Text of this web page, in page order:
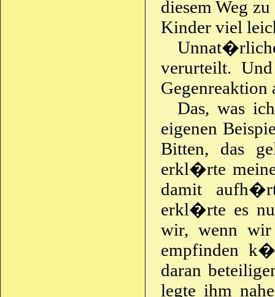
diesem Weg
Kinder viel
verurteilt.
Gegenreaktion
Das, was
eigenen
Bitten, das
erkl�rte
damit
erkl�rte es
wir, wenn
empfinden
daran
legte ihm